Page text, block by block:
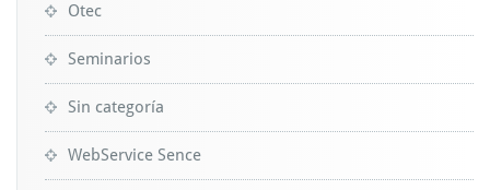
Otec
Seminarios
Sin categoría
WebService Sence